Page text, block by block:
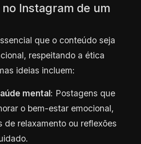
Instagram de um
que o conteúdo seja
respeitando a ética
ideias incluem:
mental: Postagens que
o bem-estar emocional,
de relaxamento ou reflexões